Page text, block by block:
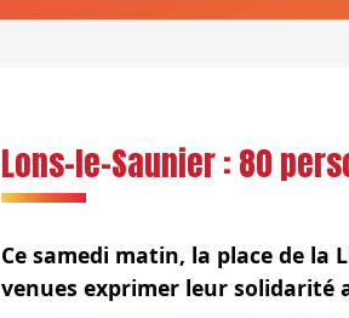
Lons-le-Saunier : 80
Ce samedi matin, la place de la
venues exprimer leur solidarité